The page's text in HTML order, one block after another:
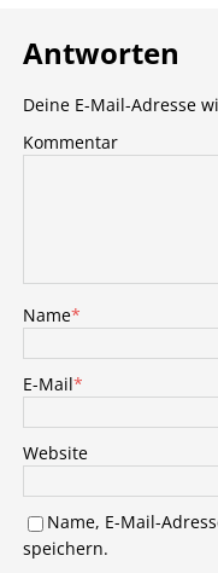
Antworten
Deine E-Mail-Adresse
Kommentar
Name*
E-Mail*
Website
Name, E-Mail-
speichern.